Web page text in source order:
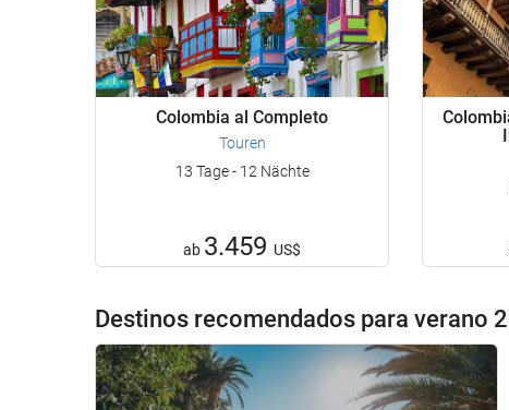
Colombia al Completo
Touren
13 Tage - 12 Nächte
ab 3.459 US$
Destinos recomendados para verano